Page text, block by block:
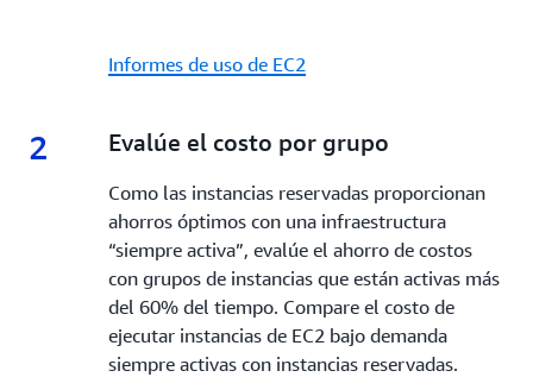
Informes de uso de EC2
2 2.
Evalúe el costo por grupo
Como las instancias reservadas proporcionan
ahorros óptimos con una infraestructura
“siempre activa”, evalúe el ahorro de costos
con grupos de instancias que están activas más
del 60% del tiempo. Compare el costo de
ejecutar instancias de EC2 bajo demanda
siempre activas con instancias reservadas.